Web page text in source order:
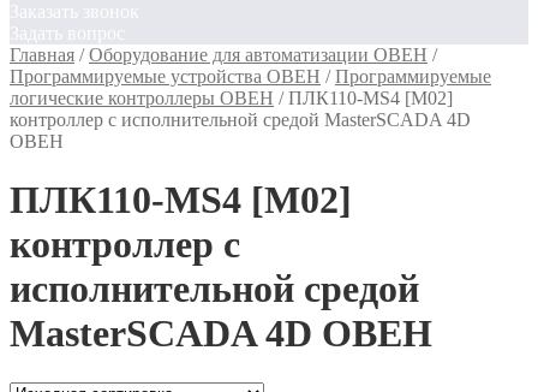
Заказать звонок
Задать вопрос
Главная /Оборудование для автоматизации ОВЕН /
Программируемые устройства ОВЕН /Программируемые
логические контроллеры ОВЕН /ПЛК110-MS4 [M02]
контроллер c исполнительной средой MasterSCADA 4D
ОВЕН
ПЛК110-MS4 [M02]
контроллер c
исполнительной средой
MasterSCADA 4D ОВЕН